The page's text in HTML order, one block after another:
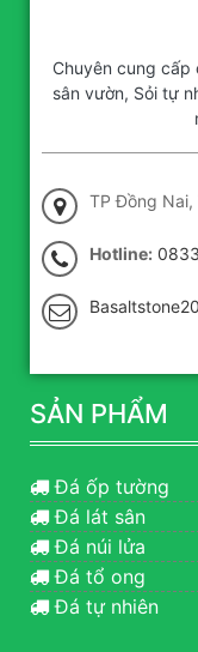
Chuyên cung
sân vườn, Sỏi tự
TP Đồng Nai,
Hotline:
SẢN PHẨM
Đá ốp tường
Đá lát sân
Đá núi lửa
Đá tổ ong
Đá tự nhiên